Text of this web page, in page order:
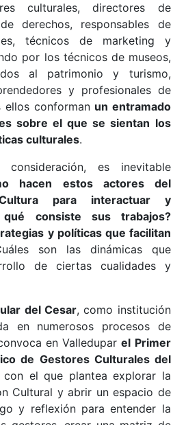
culturales, directores de
derechos, responsables de
técnicos de marketing y
por los técnicos de museos,
al patrimonio y turismo,
y profesionales de
ellos conforman un entramado
sobre el que se sientan los
culturales.
es inevitable
hacen estos actores del
para interactuar y
qué consiste sus trabajos?
y políticas que facilitan
son las dinámicas que
de ciertas cualidades y
del Cesar, como institución
en numerosos procesos de
en Valleduparel Primer
de Gestores Culturales del
con el que plantea explorar la
Cultural y abrir un espacio de
y reflexión para entender la